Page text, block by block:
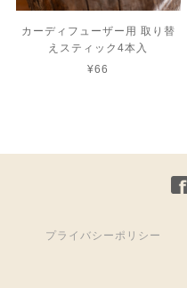
カーディフューザー用 取り替
えスティック4本入
¥66
プライバシーポリシー